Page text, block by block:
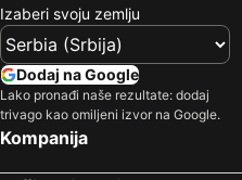
Izaberi svoju zemlju
Dodaj na Google
Lako pronađi naše rezultate: dodaj
trivago kao omiljeni izvor na Google.
Kompanija